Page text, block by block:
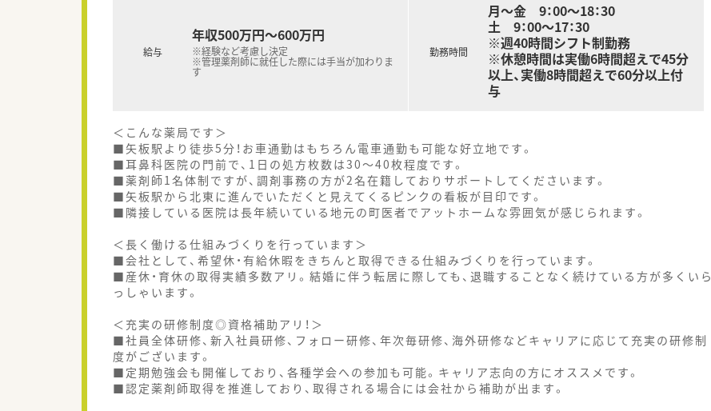
給与
年収500万円～600万円
※経験など考慮し決定
※管理薬剤師に就任した際には手当が加わりま
す
勤務時間
月～金 9：00～18：30
土 9：00～17：30
※週40時間シフト制勤務
※休憩時間は実働6時間超えで45分
以上、実働8時間超えで60分以上付
与
＜こんな薬局です＞
■矢板駅より徒歩5分！お車通勤はもちろん電車通勤も可能な好立地です。
■耳鼻科医院の門前で、1日の処方枚数は30～40枚程度です。
■薬剤師1名体制ですが、調剤事務の方が2名在籍しておりサポートしてくださいます。
■矢板駅から北東に進んでいただくと見えてくるピンクの看板が目印です。
■隣接している医院は長年続いている地元の町医者でアットホームな雰囲気が感じられます。
＜長く働ける仕組みづくりを行っています＞
■会社として、希望休・有給休暇をきちんと取得できる仕組みづくりを行っています。
■産休・育休の取得実績多数アリ。結婚に伴う転居に際しても、退職することなく続けている方が多くいら
っしゃいます。
＜充実の研修制度◎資格補助アリ！＞
■社員全体研修、新入社員研修、フォロー研修、年次毎研修、海外研修などキャリアに応じて充実の研修制
度がございます。
■定期勉強会も開催しており、各種学会への参加も可能。キャリア志向の方にオススメです。
■認定薬剤師取得を推進しており、取得される場合には会社から補助が出ます。